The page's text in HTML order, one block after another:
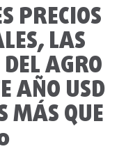
PRECIOS
LAS
AGRO
AÑO USD
MÁS QUE